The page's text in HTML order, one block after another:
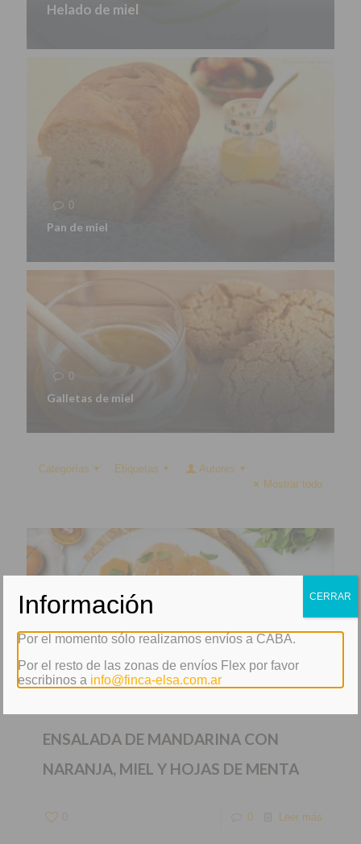
Helado de miel
0
Pan de miel
0
Galletas de miel
Categorías Etiquetas
Autores
Mostrar todo
ENSALADA DE MANDARINA CON
NARANJA, MIEL Y HOJAS DE MENTA
0 Leer más
Información
Por el momento sólo realizamos envíos a CABA.
Por el resto de las zonas de envíos Flex por favor
escribinos a info@finca-elsa.com.ar
CERRAR